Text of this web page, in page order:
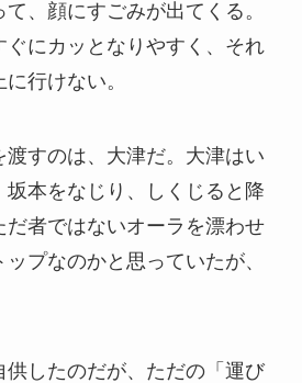
て、顔にすごみが出てくる。
ぐにカッとなりやすく、それ
行けない。
すのは、大津だ。大津はい
本をなじり、しくじると降
者ではないオーラを漂わせ
プなのかと思っていたが、
供したのだが、ただの「運び